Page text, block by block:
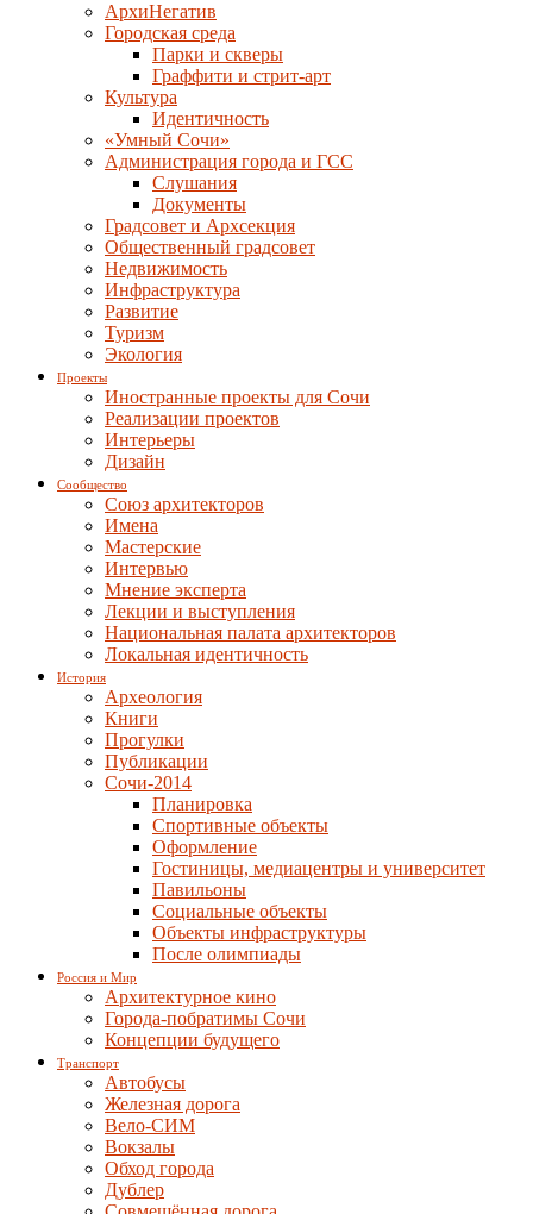
АрхиНегатив
Городская среда
Парки и скверы
Граффити и стрит-арт
Культура
Идентичность
«Умный Сочи»
Администрация города и ГСС
Слушания
Документы
Градсовет и Архсекция
Общественный градсовет
Недвижимость
Инфраструктура
Развитие
Туризм
Экология
Проекты
Иностранные проекты для Сочи
Реализации проектов
Интерьеры
Дизайн
Сообщество
Союз архитекторов
Имена
Мастерские
Интервью
Мнение эксперта
Лекции и выступления
Национальная палата архитекторов
Локальная идентичность
История
Археология
Книги
Прогулки
Публикации
Сочи-2014
Планировка
Спортивные объекты
Оформление
Гостиницы, медиацентры и университет
Павильоны
Социальные объекты
Объекты инфраструктуры
После олимпиады
Россия и Мир
Архитектурное кино
Города-побратимы Сочи
Концепции будущего
Транспорт
Автобусы
Железная дорога
Вело-СИМ
Вокзалы
Обход города
Дублер